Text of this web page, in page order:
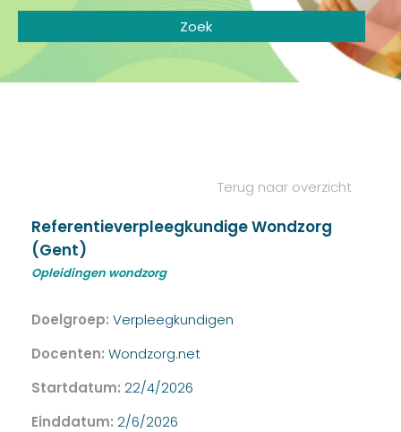
Terug naar overzicht
Referentieverpleegkundige Wondzorg
(Gent)
Opleidingen wondzorg
Doelgroep: Verpleegkundigen
Docenten: Wondzorg.net
Startdatum: 22/4/2026
Einddatum: 2/6/2026